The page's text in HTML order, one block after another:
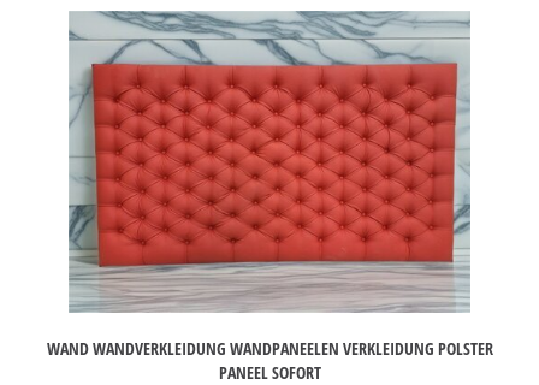
WAND WANDVERKLEIDUNG WANDPANEELEN VERKLEIDUNG POLSTER
PANEEL SOFORT